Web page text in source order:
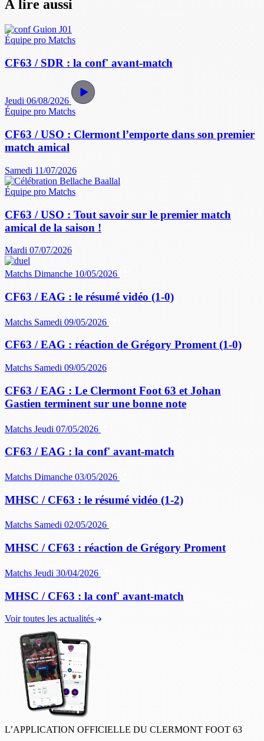
À lire aussi
Équipe pro Matchs
CF63 / SDR : la conf' avant-match
Jeudi 06/08/2026
Équipe pro Matchs
CF63 / USO : Clermont l’emporte dans son premier
match amical
Samedi 11/07/2026
Équipe pro Matchs
CF63 / USO : Tout savoir sur le premier match
amical de la saison !
Mardi 07/07/2026
Matchs Dimanche 10/05/2026
CF63 / EAG : le résumé vidéo (1-0)
Matchs Samedi 09/05/2026
CF63 / EAG : réaction de Grégory Proment (1-0)
Matchs Samedi 09/05/2026
CF63 / EAG : Le Clermont Foot 63 et Johan
Gastien terminent sur une bonne note
Matchs Jeudi 07/05/2026
CF63 / EAG : la conf' avant-match
Matchs Dimanche 03/05/2026
MHSC / CF63 : le résumé vidéo (1-2)
Matchs Samedi 02/05/2026
MHSC / CF63 : réaction de Grégory Proment
Matchs Jeudi 30/04/2026
MHSC / CF63 : la conf' avant-match
Voir toutes les actualités
L’APPLICATION OFFICIELLE DU CLERMONT FOOT 63